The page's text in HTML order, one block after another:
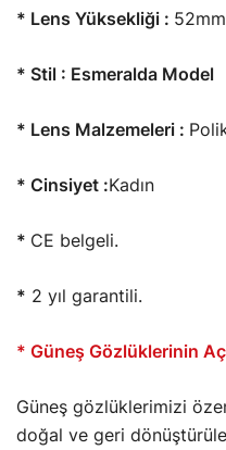
* Lens Yüksekliği : 52mm
* Stil : Esmeralda Model
* Lens Malzemeleri :
* Cinsiyet :Kadın
* CE belgeli.
* 2 yıl garantili.
* Güneş Gözlüklerinin
Güneş gözlüklerimizi
doğal ve geri